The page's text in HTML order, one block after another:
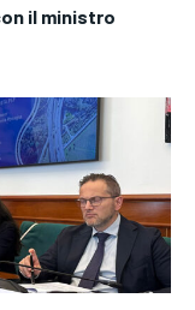
il ministro